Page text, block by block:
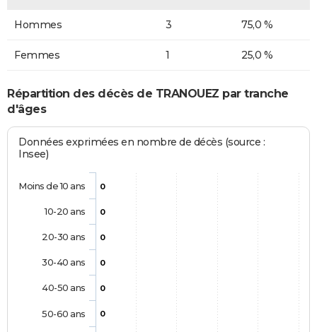
Hommes 3 75,0 %
Femmes 1 25,0 %
Répartition des décès de TRANOUEZ par tranche
d'âges
Données exprimées en nombre de décès (source :
Insee)
0
0
0
0
0
0
Moins de 10 ans
10-20 ans
20-30 ans
30-40 ans
40-50 ans
50-60 ans